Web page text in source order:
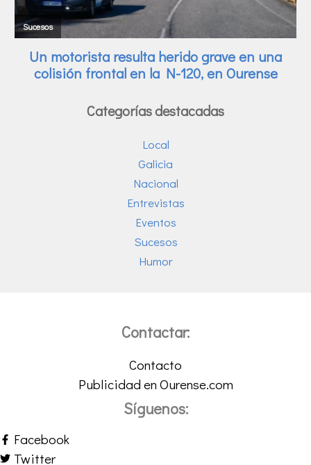
Categorías destacadas
Local
Galicia
Nacional
Entrevistas
Eventos
Sucesos
Humor
Contactar:
Contacto
Publicidad en Ourense.com
Síguenos:
Facebook
Twitter